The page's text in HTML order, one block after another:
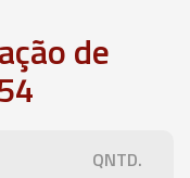
de
QNTD.